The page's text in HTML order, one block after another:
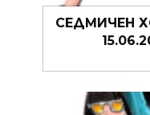
СЕДМИЧЕН